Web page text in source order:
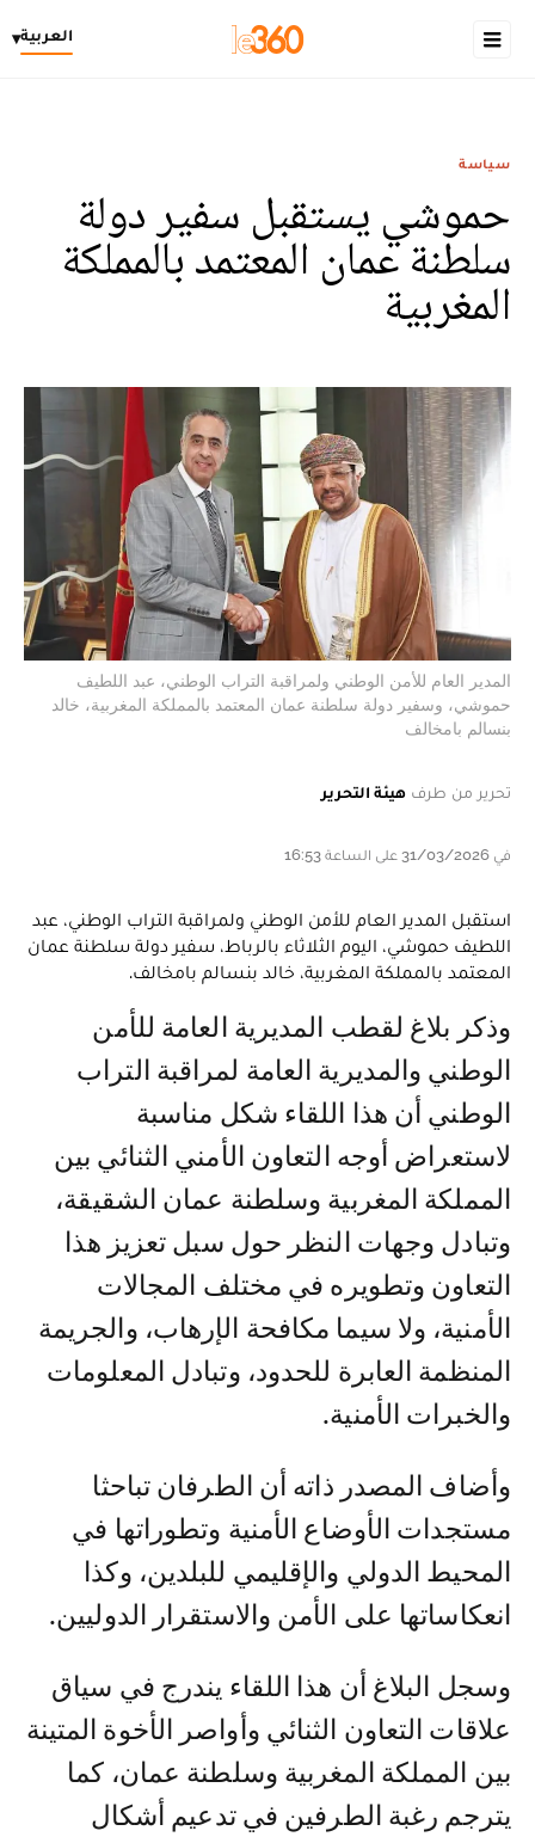
العربية▾
سياسة
حموشي يستقبل سفير دولة
سلطنة عمان المعتمد بالمملكة
المغربية
المدير العام للأمن الوطني ولمراقبة التراب الوطني، عبد اللطيف
حموشي، وسفير دولة سلطنة عمان المعتمد بالمملكة المغربية، خالد
بنسالم بامخالف
تحرير من طرف هيئة التحرير
في 31/03/2026 على الساعة 16:53
استقبل المدير العام للأمن الوطني ولمراقبة التراب الوطني، عبد
اللطيف حموشي، اليوم الثلاثاء بالرباط، سفير دولة سلطنة عمان
المعتمد بالمملكة المغربية، خالد بنسالم بامخالف.
وذكر بلاغ لقطب المديرية العامة للأمن
الوطني والمديرية العامة لمراقبة التراب
الوطني أن هذا اللقاء شكل مناسبة
لاستعراض أوجه التعاون الأمني الثنائي بين
المملكة المغربية وسلطنة عمان الشقيقة،
وتبادل وجهات النظر حول سبل تعزيز هذا
التعاون وتطويره في مختلف المجالات
الأمنية، ولا سيما مكافحة الإرهاب، والجريمة
المنظمة العابرة للحدود، وتبادل المعلومات
والخبرات الأمنية.
وأضاف المصدر ذاته أن الطرفان تباحثا
مستجدات الأوضاع الأمنية وتطوراتها في
المحيط الدولي والإقليمي للبلدين، وكذا
انعكاساتها على الأمن والاستقرار الدوليين.
وسجل البلاغ أن هذا اللقاء يندرج في سياق
علاقات التعاون الثنائي وأواصر الأخوة المتينة
بين المملكة المغربية وسلطنة عمان، كما
يترجم رغبة الطرفين في تدعيم أشكال